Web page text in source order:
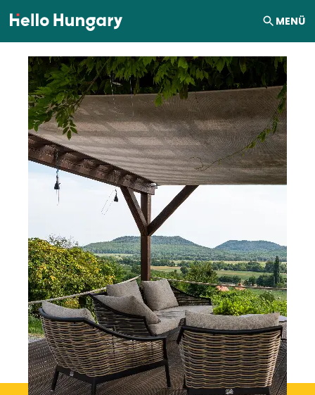
Ugrás a tartalomhoz MENÜ